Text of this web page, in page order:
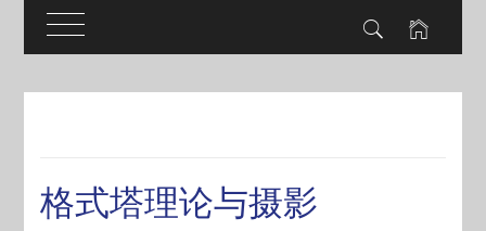
格式塔理论与摄影